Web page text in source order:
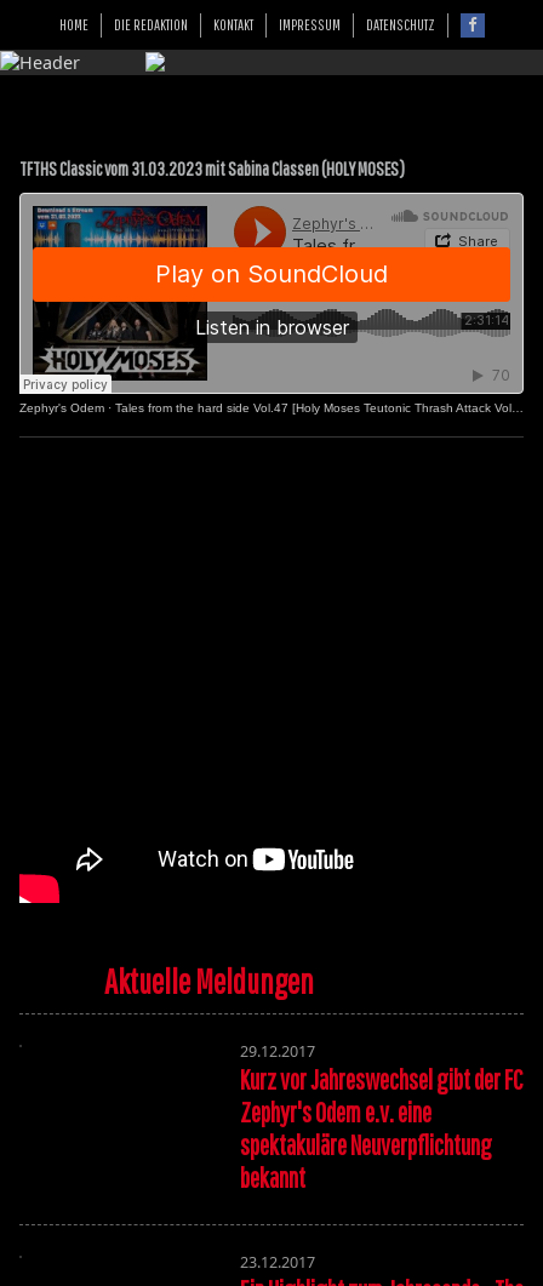
HOME DIE REDAKTION KONTAKT IMPRESSUM DATENSCHUTZ
TFTHS Classic vom 31.03.2023 mit Sabina Classen (HOLY MOSES)
Zephyr's Odem · Tales from the hard side Vol.47 [Holy Moses Teutonic Thrash Attack Vol.2]
Aktuelle Meldungen
29.12.2017
Kurz vor Jahreswechsel gibt der FC
Zephyr's Odem e.v. eine
spektakuläre Neuverpflichtung
bekannt
23.12.2017